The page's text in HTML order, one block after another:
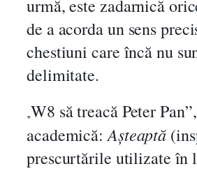
urmă, este zadarnică
de a acorda un sens
chestiuni care încă nu
delimitate.
„W8 să treacă Peter
academică:Așteaptă
prescurtările utilizate în